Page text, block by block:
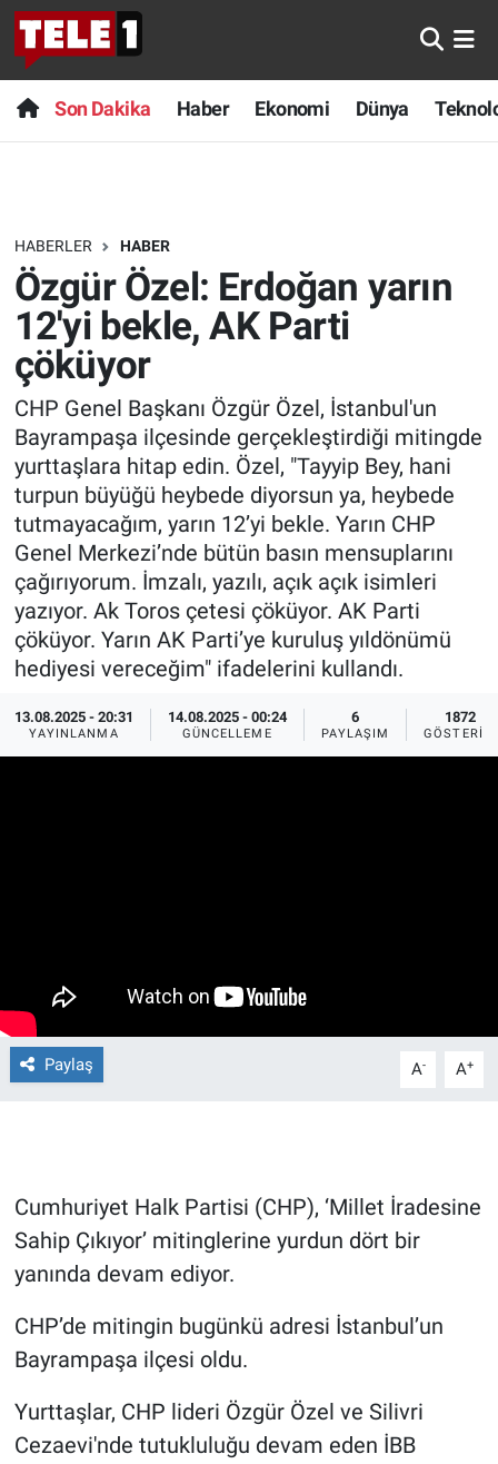
Son Dakika Haber Ekonomi Dünya
HABERLER HABER
Özgür Özel: Erdoğan yarın
12'yi bekle, AK Parti
çöküyor
CHP Genel Başkanı Özgür Özel, İstanbul'un
Bayrampaşa ilçesinde gerçekleştirdiği mitingde
yurttaşlara hitap edin. Özel, "Tayyip Bey, hani
turpun büyüğü heybede diyorsun ya, heybede
tutmayacağım, yarın 12’yi bekle. Yarın CHP
Genel Merkezi’nde bütün basın mensuplarını
çağırıyorum. İmzalı, yazılı, açık açık isimleri
yazıyor. Ak Toros çetesi çöküyor. AK Parti
çöküyor. Yarın AK Parti’ye kuruluş yıldönümü
hediyesi vereceğim" ifadelerini kullandı.
13.08.2025 - 20:31
YAYINLANMA
14.08.2025 - 00:24
GÜNCELLEME
6
PAYLAŞIM
1872
GÖSTERIM
Paylaş A- A+
Cumhuriyet Halk Partisi (CHP), ‘Millet İradesine
Sahip Çıkıyor’ mitinglerine yurdun dört bir
yanında devam ediyor.
CHP’de mitingin bugünkü adresi İstanbul’un
Bayrampaşa ilçesi oldu.
Yurttaşlar, CHP lideri Özgür Özel ve Silivri
Cezaevi'nde tutukluluğu devam eden İBB
Anında Manşet
Başka Sohbetler
Bilim turu
Bilim ve Teknoloji Evreni
Doğa Konuşuyor
Ege Saati
Ege'den Esintiler
Eğitim
Eğlence
Ekonomi
Gün Ortası
Gündem Özel
İlan
Kimdir
Koronavirüs
Ne demişti
Son Dakika
Haber
Dünya
Teknoloji
Sağlık
Yayın Akışı
İletişim
Nöbetçi Eczaneler
Hava Durumu
Trafik Durumu
Süper Lig Puan Durumu ve Fikstür
Tüm Manşetler
Son Dakika Haberleri
Haber Arşivi